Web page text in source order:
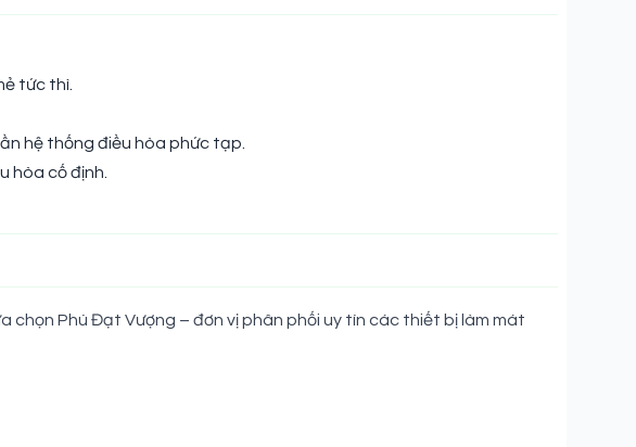
tức thì.
hệ thống điều hòa phức tạp.
hòa cố định.
chọn Phú Đạt Vượng – đơn vị phân phối uy tín các thiết bị làm mát